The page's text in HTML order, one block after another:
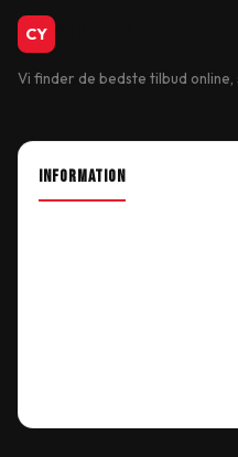
CY
Vi finder de bedste tilbud
INFORMATION